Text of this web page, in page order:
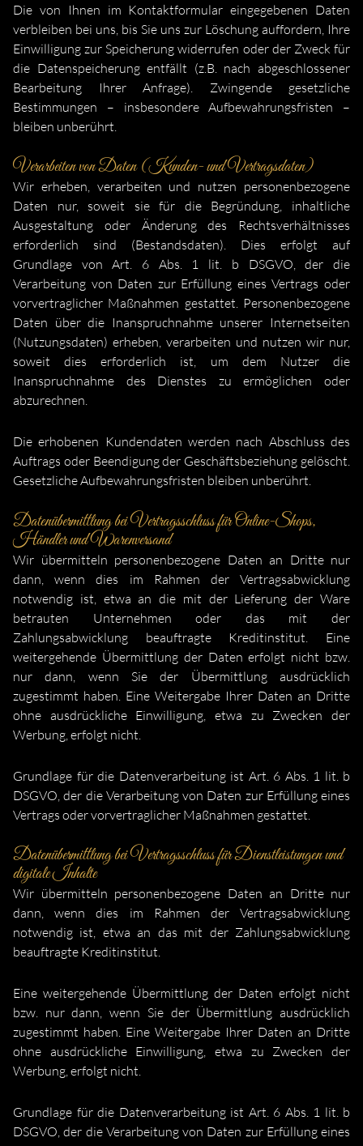
Die von Ihnen im Kontaktformular eingegebenen Daten
verbleiben bei uns, bis Sie uns zur Löschung auffordern, Ihre
Einwilligung zur Speicherung widerrufen oder der Zweck für
die Datenspeicherung entfällt (z.B. nach abgeschlossener
Bearbeitung Ihrer Anfrage). Zwingende gesetzliche
Bestimmungen – insbesondere Aufbewahrungsfristen –
bleiben unberührt.
Verarbeiten von Daten (Kunden- und Vertragsdaten)
Wir erheben, verarbeiten und nutzen personenbezogene
Daten nur, soweit sie für die Begründung, inhaltliche
Ausgestaltung oder Änderung des Rechtsverhältnisses
erforderlich sind (Bestandsdaten). Dies erfolgt auf
Grundlage von Art. 6 Abs. 1 lit. b DSGVO, der die
Verarbeitung von Daten zur Erfüllung eines Vertrags oder
vorvertraglicher Maßnahmen gestattet. Personenbezogene
Daten über die Inanspruchnahme unserer Internetseiten
(Nutzungsdaten) erheben, verarbeiten und nutzen wir nur,
soweit dies erforderlich ist, um dem Nutzer die
Inanspruchnahme des Dienstes zu ermöglichen oder
abzurechnen.
Die erhobenen Kundendaten werden nach Abschluss des
Auftrags oder Beendigung der Geschäftsbeziehung gelöscht.
Gesetzliche Aufbewahrungsfristen bleiben unberührt.
Datenübermittlung bei Vertragsschluss für Online-Shops,
Händler und Warenversand
Wir übermitteln personenbezogene Daten an Dritte nur
dann, wenn dies im Rahmen der Vertragsabwicklung
notwendig ist, etwa an die mit der Lieferung der Ware
betrauten Unternehmen oder das mit der
Zahlungsabwicklung beauftragte Kreditinstitut. Eine
weitergehende Übermittlung der Daten erfolgt nicht bzw.
nur dann, wenn Sie der Übermittlung ausdrücklich
zugestimmt haben. Eine Weitergabe Ihrer Daten an Dritte
ohne ausdrückliche Einwilligung, etwa zu Zwecken der
Werbung, erfolgt nicht.
Grundlage für die Datenverarbeitung ist Art. 6 Abs. 1 lit. b
DSGVO, der die Verarbeitung von Daten zur Erfüllung eines
Vertrags oder vorvertraglicher Maßnahmen gestattet.
Datenübermittlung bei Vertragsschluss für Dienstleistungen und
digitale Inhalte
Wir übermitteln personenbezogene Daten an Dritte nur
dann, wenn dies im Rahmen der Vertragsabwicklung
notwendig ist, etwa an das mit der Zahlungsabwicklung
beauftragte Kreditinstitut.
Eine weitergehende Übermittlung der Daten erfolgt nicht
bzw. nur dann, wenn Sie der Übermittlung ausdrücklich
zugestimmt haben. Eine Weitergabe Ihrer Daten an Dritte
ohne ausdrückliche Einwilligung, etwa zu Zwecken der
Werbung, erfolgt nicht.
Grundlage für die Datenverarbeitung ist Art. 6 Abs. 1 lit. b
DSGVO, der die Verarbeitung von Daten zur Erfüllung eines